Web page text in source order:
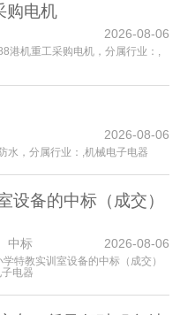
购电机
2026-08-06
港机重工采购电机，分属行业：,
2026-08-06
水，分属行业：,机械电子电器
设备的中标（成交）
中标 2026-08-06
特教实训室设备的中标（成交）
电器